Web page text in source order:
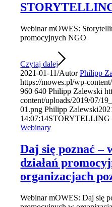
Webinar mOWES:
promocyjnych NGO
Czytaj dalej
2021-01-11/AutorPhilipp
https://mowes.pl/wp-
960 640 Philipp Zalewski
content/uploads/2019/07/
01.png Philipp Zalewski
14:07:14STORYTELLING
Webinary
Daj się poznać –
działań
organizacjach
Webinar mOWES: Daj się